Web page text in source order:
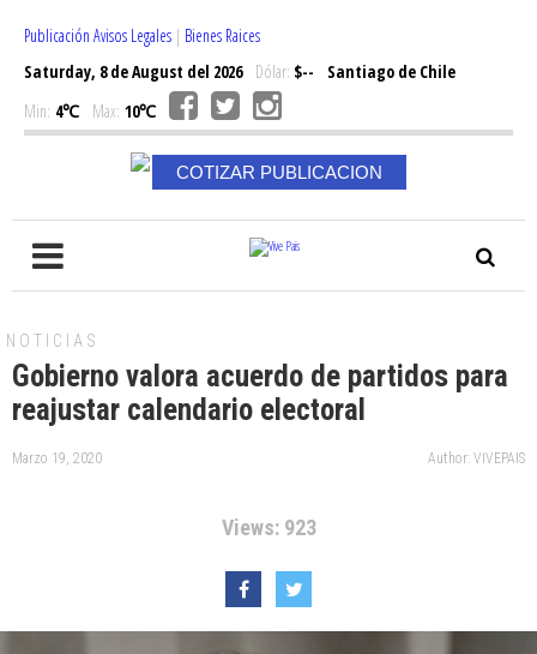
Publicación Avisos Legales | Bienes Raices
Saturday, 8 de August del 2026Dólar: $--
Santiago de Chile
Min: 4℃ Max: 10℃
COTIZAR PUBLICACION
NOTICIAS
Gobierno valora acuerdo de partidos para
reajustar calendario electoral
Marzo 19, 2020 Author: VIVEPAIS
Views: 923